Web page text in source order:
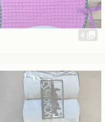
4 photo_library